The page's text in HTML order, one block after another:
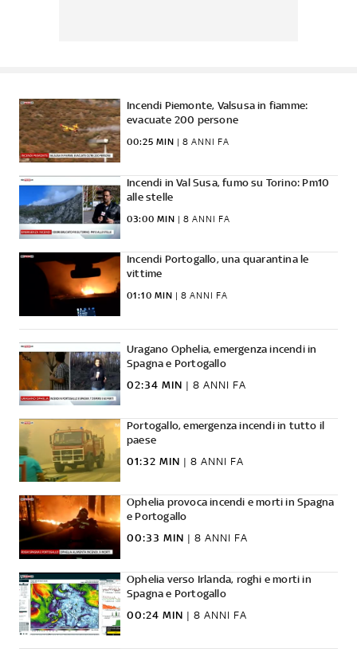
Incendi Piemonte, Valsusa in fiamme:
evacuate 200 persone
00:25 MIN | 8 ANNI FA
Incendi in Val Susa, fumo su Torino: Pm10
alle stelle
03:00 MIN | 8 ANNI FA
Incendi Portogallo, una quarantina le
vittime
01:10 MIN | 8 ANNI FA
Uragano Ophelia, emergenza incendi in
Spagna e Portogallo
02:34 MIN | 8 ANNI FA
Portogallo, emergenza incendi in tutto il
paese
01:32 MIN | 8 ANNI FA
Ophelia provoca incendi e morti in Spagna
e Portogallo
00:33 MIN | 8 ANNI FA
Ophelia verso Irlanda, roghi e morti in
Spagna e Portogallo
00:24 MIN | 8 ANNI FA